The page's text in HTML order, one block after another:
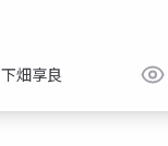
下畑享良